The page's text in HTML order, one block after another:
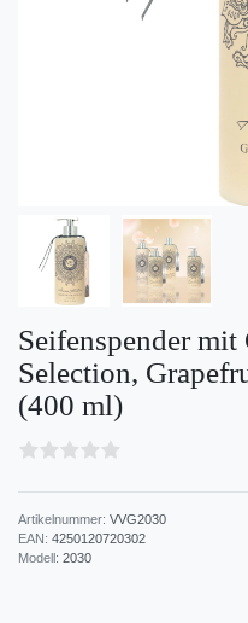
Seifenspender mit
Selection,
(400 ml)
Artikelnummer: VVG2030
EAN: 4250120720302
Modell: 2030